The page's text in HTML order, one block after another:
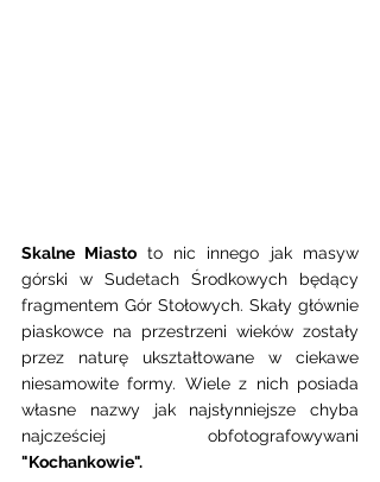
Skalne Miasto to nic innego jak masyw
górski w Sudetach Środkowych będący
fragmentem Gór Stołowych. Skały głównie
piaskowce na przestrzeni wieków zostały
przez naturę ukształtowane w ciekawe
niesamowite formy. Wiele z nich posiada
własne nazwy jak najsłynniejsze chyba
"Kochankowie".